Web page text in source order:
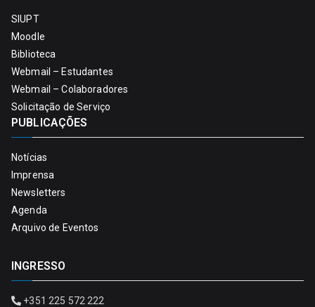
SIUPT
Moodle
Biblioteca
Webmail – Estudantes
Webmail – Colaboradores
Solicitação de Serviço
PUBLICAÇÕES
Notícias
Imprensa
Newsletters
Agenda
Arquivo de Eventos
INGRESSO
+351 225 572 222